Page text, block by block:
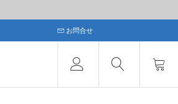
お問合せ